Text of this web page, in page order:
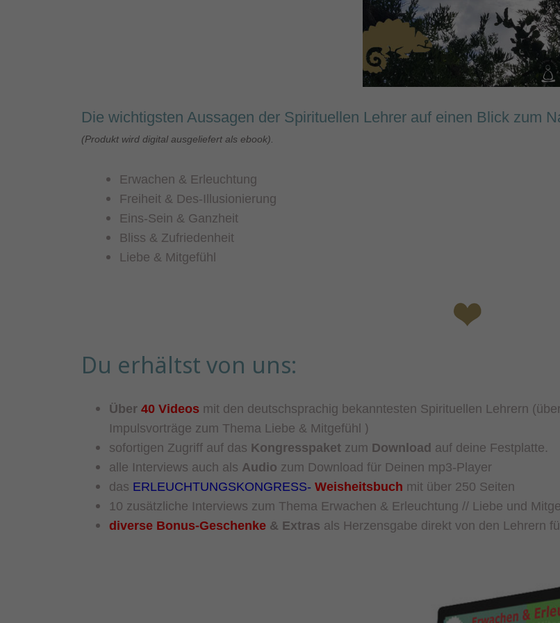
Die wichtigsten Aussagen der Spirituellen Lehrer auf einen Blick zum
(Produkt wird digital ausgeliefert als ebook)
Erwachen & Erleuchtung
Freiheit & Des-Illusionierung
Eins-Sein & Ganzheit
Bliss & Zufriedenheit
Liebe & Mitgefühl
Du erhältst von uns:
Über 40 Videos mit den deutschsprachig bekanntesten Spirituellen Lehrern
Impulsvorträge zum Thema Liebe & Mitgefühl )
sofortigen Zugriff auf das Kongresspaket zum Download auf deine Festplatte.
alle Interviews auch als Audio zum Download für Deinen mp3-Player
das ERLEUCHTUNGSKONGRESS- Weisheitsbuch mit über 250 Seiten
10 zusätzliche Interviews zum Thema Erwachen & Erleuchtung // Liebe und
diverse Bonus-Geschenke & Extras als Herzensgabe direkt von den Lehrern